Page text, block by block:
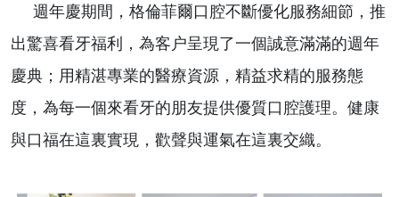
週年慶期間，格倫菲爾口腔不斷優化服務細節，推
出驚喜看牙福利，為客户呈現了一個誠意滿滿的週年
慶典； 用精湛專業的醫療資源，精益求精的服務態
度，為每一個來看牙的朋友提供優質口腔護理。 健康
與口福在這裏實現，歡聲與運氣在這裏交織。